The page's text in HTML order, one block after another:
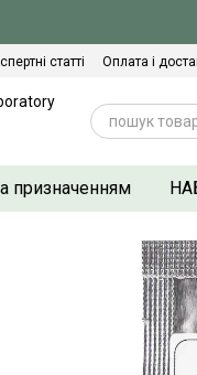
статті Оплата і
призначенням